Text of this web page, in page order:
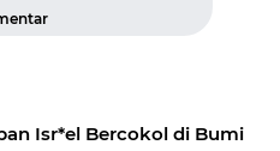
Isr*el Bercokol di Bumi